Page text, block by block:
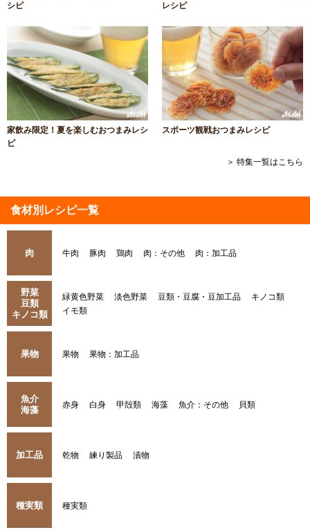
シピ
レシピ
家飲み限定！夏を楽しむおつまみレシ
ピ
スポーツ観戦おつまみレシピ
＞ 特集一覧はこちら
食材別レシピ一覧
肉 牛肉 豚肉 鶏肉 肉：その他 肉：加工品
野菜
豆類
キノコ類
緑黄色野菜 淡色野菜 豆類・豆腐・豆加工品
キノコ類
イモ類
果物 果物 果物：加工品
魚介
海藻
赤身 白身 甲殻類 海藻 魚介：その他 貝類
加工品 乾物 練り製品 漬物
種実類 種実類